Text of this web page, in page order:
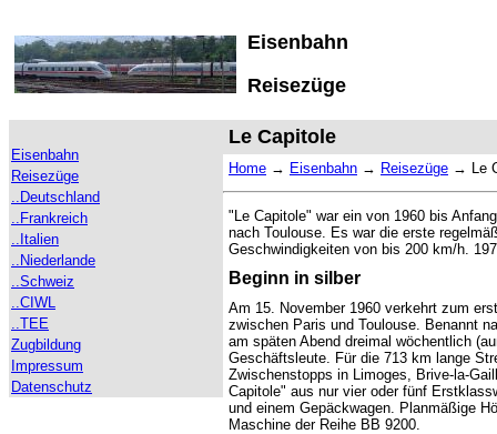
Eisenbahn
Reisezüge
Eisenbahn
Reisezüge
..Deutschland
..Frankreich
..Italien
..Niederlande
..Schweiz
..CIWL
..TEE
Zugbildung
Impressum
Datenschutz
Le Capitole
Home → Eisenbahn → Reisezüge → Le
"Le Capitole" war ein von 1960 bis
nach Toulouse. Es war die erste
Geschwindigkeiten von bis 200 km/h.
Beginn in silber
Am 15. November 1960 verkehrt zum
zwischen Paris und Toulouse. Benannt
am späten Abend dreimal wöchentlich
Geschäftsleute. Für die 713 km lange
Zwischenstopps in Limoges, Brive-la-
Capitole" aus nur vier oder fünf
und einem Gepäckwagen. Planmäßige
Maschine der Reihe BB 9200.